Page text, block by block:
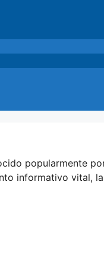
popularmente
informativo vital,